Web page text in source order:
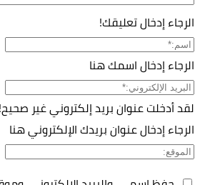
هنا
بريد إلكتروني غير صحيح!
بريدك الإلكتروني هنا